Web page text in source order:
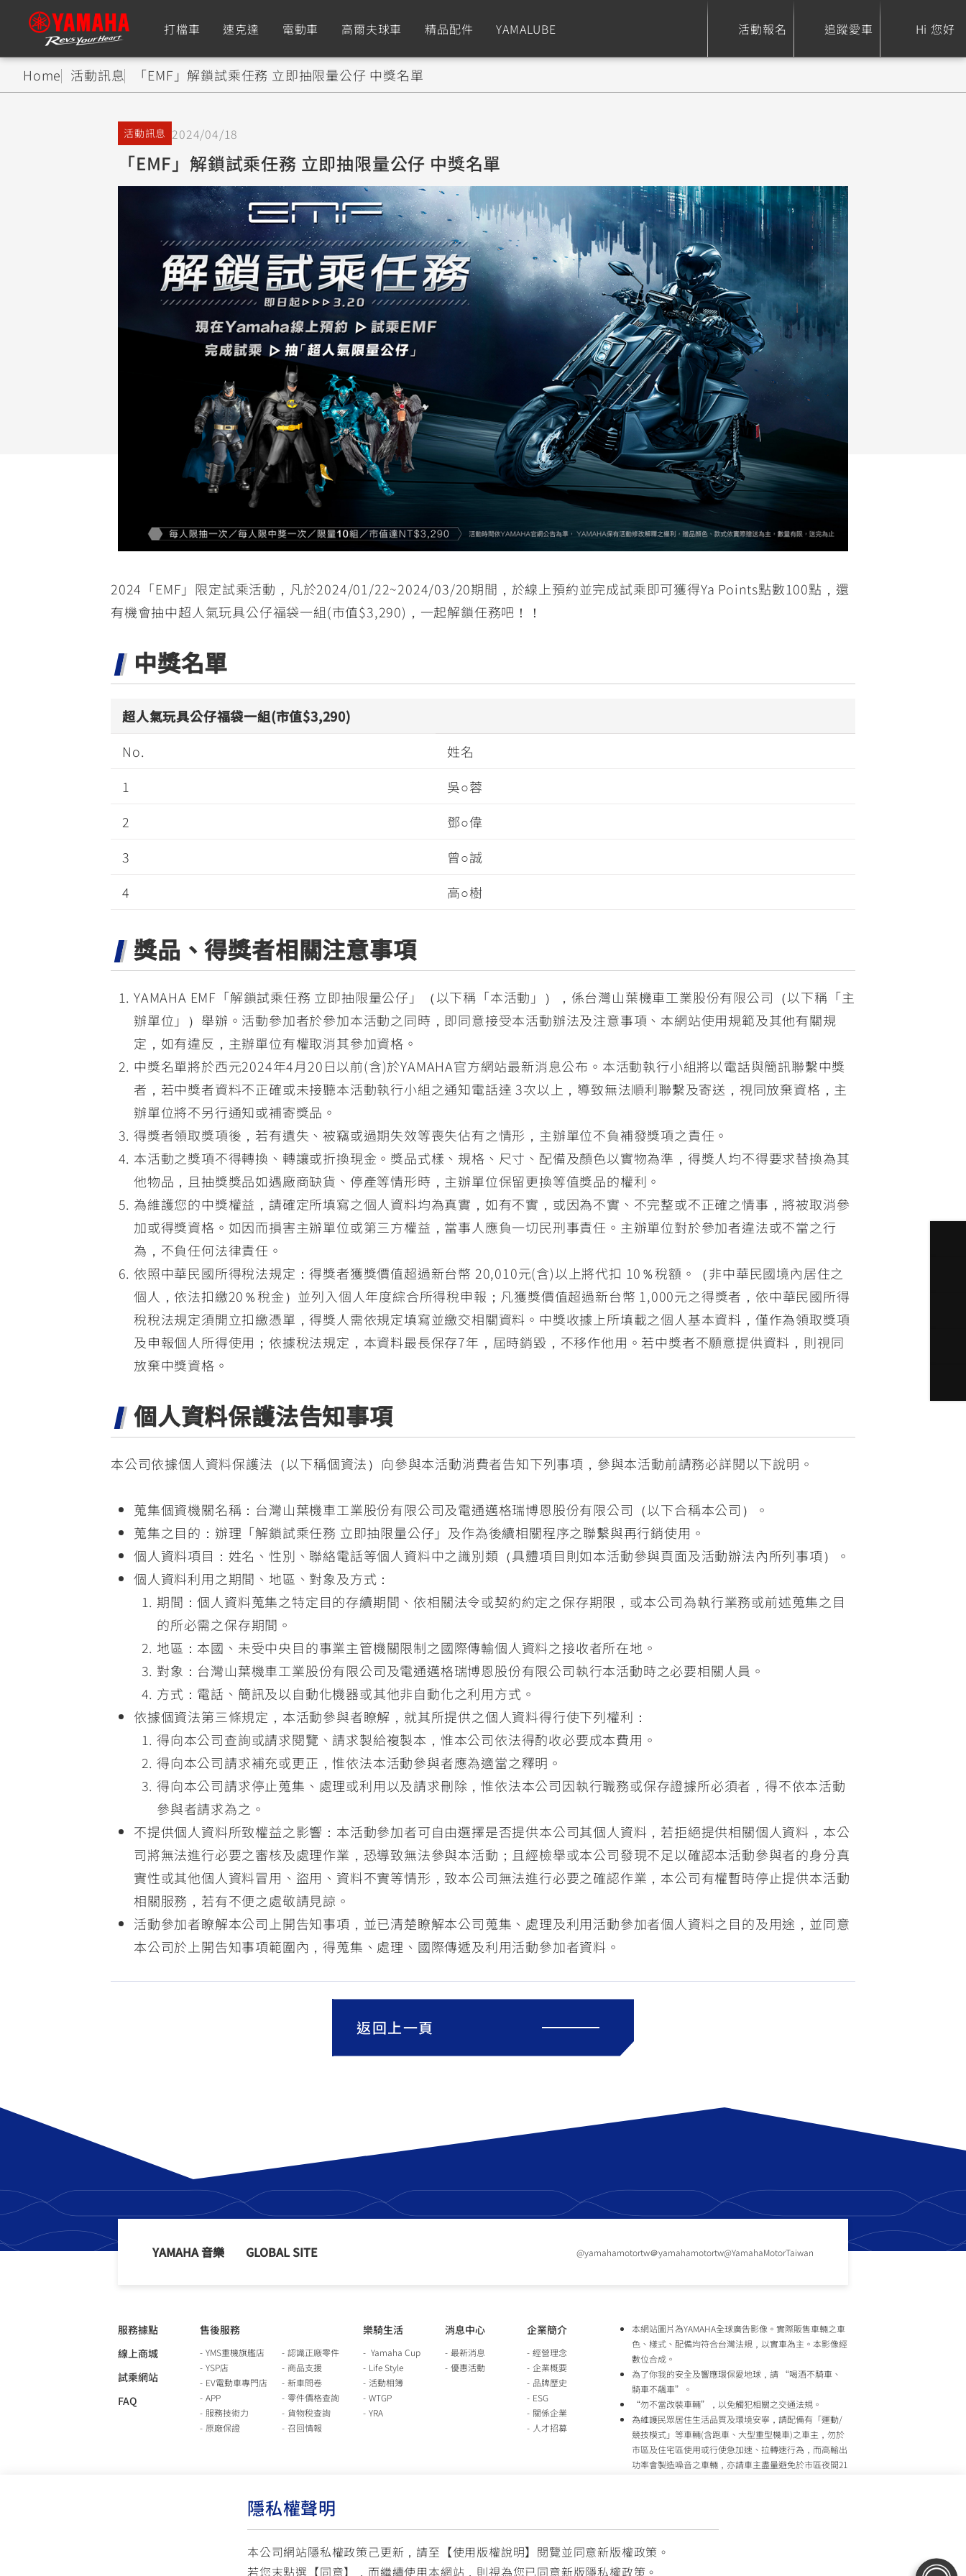
隱私權聲明
本公司網站隱私權政策己更新，請至【使用版權說明】閱覽並同意新版權政策。
若您末點選【同意】，而繼續使用本網站，則視為您已同意新版隱私權政策。
打檔車 速克達 電動車 高爾夫球車 精品配件 YAMALUBE 活動報名 追蹤愛車 Hi 您好
依風格
Super Sport
YZF-R9
550+
YZF-R7
550+
YZF-R3
251~549
YZF-R15
150
MT-09 Y-AMT
550+
MT-07 Y-AMT
550+
MT-07
550+
MT-03
251~549
MT-15
150
550+
XSR 155
150
FZ-X
150
依風格
Premium
TMAX
550+
XMAX
251~549
NMAX
AUGUR
CYGNUS XR
150
CYGNUS X
125
FORCE 2.0
150
RS NEO
125
Limi
125
Vinoora
125
125
PW50
50
125
125
追蹤愛車
我的愛車
Home 活動訊息 「EMF」解鎖試乘任務 立即抽限量公仔 中獎名單
活動訊息 2024/04/18
「EMF」解鎖試乘任務 立即抽限量公仔 中獎名單
2024「EMF」限定試乘活動，凡於2024/01/22~2024/03/20期間，於線上預約並完成試乘即可獲得Ya Points點數100點，還
有機會抽中超人氣玩具公仔福袋一組(市值$3,290)，一起解鎖任務吧！！
中獎名單
超人氣玩具公仔福袋一組(市值$3,290)
No.
姓名
1
吳○蓉
2
鄧○偉
3
曾○誠
4
高○樹
獎品、得獎者相關注意事項
YAMAHA EMF「解鎖試乘任務 立即抽限量公仔」（以下稱「本活動」），係台灣山葉機車工業股份有限公司（以下稱「主
辦單位」）舉辦。活動參加者於參加本活動之同時，即同意接受本活動辦法及注意事項、本網站使用規範及其他有關規
定，如有違反，主辦單位有權取消其參加資格。
中獎名單將於西元2024年4月20日以前(含)於YAMAHA官方網站最新消息公布。本活動執行小組將以電話與簡訊聯繫中獎
者，若中獎者資料不正確或未接聽本活動執行小組之通知電話達 3次以上，導致無法順利聯繫及寄送，視同放棄資格，主
辦單位將不另行通知或補寄獎品。
得獎者領取獎項後，若有遺失、被竊或過期失效等喪失佔有之情形，主辦單位不負補發獎項之責任。
本活動之獎項不得轉換、轉讓或折換現金。獎品式樣、規格、尺寸、配備及顏色以實物為準，得獎人均不得要求替換為其
他物品，且抽獎獎品如遇廠商缺貨、停產等情形時，主辦單位保留更換等值獎品的權利。
為維護您的中獎權益，請確定所填寫之個人資料均為真實，如有不實，或因為不實、不完整或不正確之情事，將被取消參
加或得獎資格。如因而損害主辦單位或第三方權益，當事人應負一切民刑事責任。主辦單位對於參加者違法或不當之行
為，不負任何法律責任。
依照中華民國所得稅法規定：得獎者獲獎價值超過新台幣 20,010元(含)以上將代扣 10％稅額。（非中華民國境內居住之
個人，依法扣繳20％稅金）並列入個人年度綜合所得稅申報；凡獲獎價值超過新台幣 1,000元之得獎者，依中華民國所得
稅稅法規定須開立扣繳憑單，得獎人需依規定填寫並繳交相關資料。中獎收據上所填載之個人基本資料，僅作為領取獎項
及申報個人所得使用；依據稅法規定，本資料最長保存7年，屆時銷毀，不移作他用。若中獎者不願意提供資料，則視同
放棄中獎資格。
個人資料保護法告知事項
本公司依據個人資料保護法（以下稱個資法）向參與本活動消費者告知下列事項，參與本活動前請務必詳閱以下說明。
蒐集個資機關名稱：台灣山葉機車工業股份有限公司及電通邁格瑞博恩股份有限公司（以下合稱本公司）。
蒐集之目的：辦理「解鎖試乘任務 立即抽限量公仔」及作為後續相關程序之聯繫與再行銷使用。
個人資料項目：姓名、性別、聯絡電話等個人資料中之識別類（具體項目則如本活動參與頁面及活動辦法內所列事項）。
個人資料利用之期間、地區、對象及方式：
期間：個人資料蒐集之特定目的存續期間、依相關法令或契約約定之保存期限，或本公司為執行業務或前述蒐集之目
的所必需之保存期間。
地區：本國、未受中央目的事業主管機關限制之國際傳輸個人資料之接收者所在地。
對象：台灣山葉機車工業股份有限公司及電通邁格瑞博恩股份有限公司執行本活動時之必要相關人員。
方式：電話、簡訊及以自動化機器或其他非自動化之利用方式。
依據個資法第三條規定，本活動參與者瞭解，就其所提供之個人資料得行使下列權利：
得向本公司查詢或請求閱覽、請求製給複製本，惟本公司依法得酌收必要成本費用。
得向本公司請求補充或更正，惟依法本活動參與者應為適當之釋明。
得向本公司請求停止蒐集、處理或利用以及請求刪除，惟依法本公司因執行職務或保存證據所必須者，得不依本活動
參與者請求為之。
不提供個人資料所致權益之影響：本活動參加者可自由選擇是否提供本公司其個人資料，若拒絕提供相關個人資料，本公
司將無法進行必要之審核及處理作業，恐導致無法參與本活動；且經檢舉或本公司發現不足以確認本活動參與者的身分真
實性或其他個人資料冒用、盜用、資料不實等情形，致本公司無法進行必要之確認作業，本公司有權暫時停止提供本活動
相關服務，若有不便之處敬請見諒。
活動參加者瞭解本公司上開告知事項，並已清楚瞭解本公司蒐集、處理及利用活動參加者個人資料之目的及用途，並同意
本公司於上開告知事項範圍內，得蒐集、處理、國際傳遞及利用活動參加者資料。
返回上一頁
YAMAHA 音樂 GLOBAL SITE @yamahamotortw＠yamahamotortw@YamahaMotorTaiwan
服務據點
線上商城
試乘網站
FAQ
售後服務
YMS重機旗艦店
YSP店
EV電動車專門店
APP
服務技術力
原廠保證
認識正廠零件
商品支援
新車問卷
零件價格查詢
貨物稅查詢
召回情報
樂騎生活
Yamaha Cup
Life Style
活動相簿
WTGP
YRA
消息中心
最新消息
優惠活動
企業簡介
經營理念
企業概要
品牌歷史
ESG
關係企業
人才招募
本網站圖片為YAMAHA全球廣告影像。實際販售車輛之車
色、樣式、配備均符合台灣法規，以實車為主。本影像經
數位合成。
為了你我的安全及響應環保愛地球，請 “喝酒不騎車、
騎車不飆車”。
“勿不當改裝車輛”，以免觸犯相關之交通法規。
為維護民眾居住生活品質及環境安寧，請配備有「運動/
競技模式」等車輛(含跑車、大型重型機車)之車主，勿於
市區及住宅區使用或行使急加速、拉轉速行為，而高輸出
功率會製造噪音之車輛，亦請車主盡量避免於市區夜間21